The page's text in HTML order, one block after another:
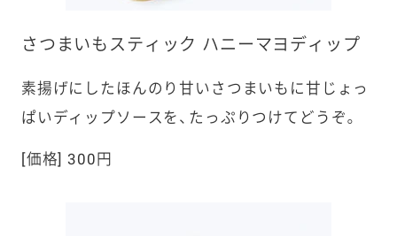
さつまいもスティック ハニーマヨディップ
素揚げにしたほんのり甘いさつまいもに甘じょっ
ぱいディップソースを、たっぷりつけてどうぞ。
[価格] 300円